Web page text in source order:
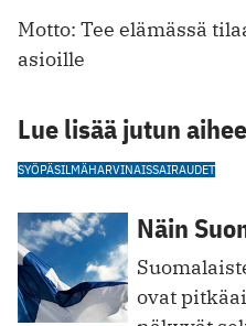
Motto: Tee elämässä
asioille
Lue lisää jutun
SYÖPÄSILMÄHARVINAISSAIRAUDET
Näin
ovat